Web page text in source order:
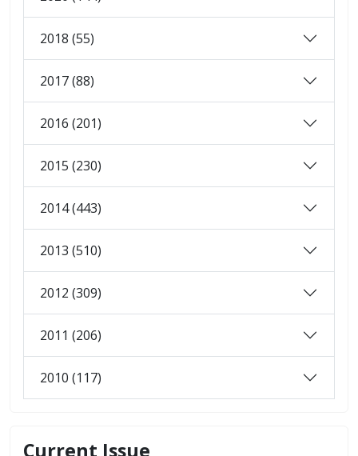
2018 (55)
2017 (88)
2016 (201)
2015 (230)
2014 (443)
2013 (510)
2012 (309)
2011 (206)
2010 (117)
Current Issue